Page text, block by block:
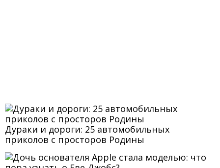
Дураки и дороги: 25 автомобильных
приколов с просторов Родины